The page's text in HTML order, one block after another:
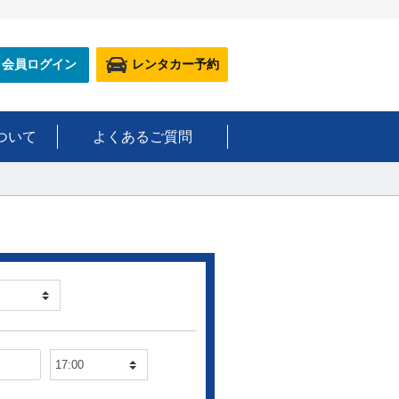
会員ログイン レンタカー予約
いて よくあるご質問